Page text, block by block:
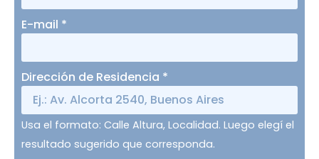
E-mail *
Dirección de Residencia *
Usa el formato: Calle Altura, Localidad. Luego elegí el
resultado sugerido que corresponda.